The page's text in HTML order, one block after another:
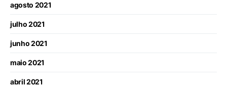
agosto 2021
julho 2021
junho 2021
maio 2021
abril 2021